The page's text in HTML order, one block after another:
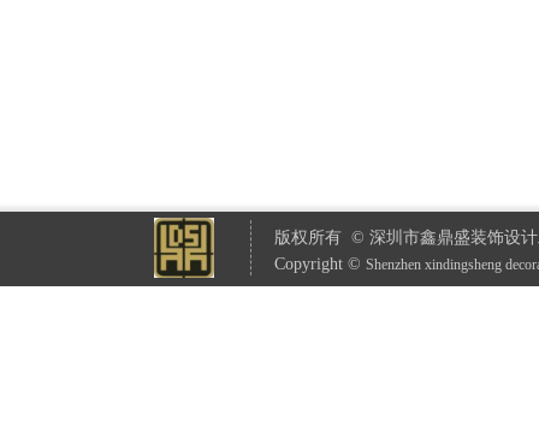
版权所有 © 深圳市鑫鼎盛装饰设
Copyright © Shenzhen xindingsheng